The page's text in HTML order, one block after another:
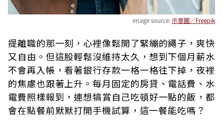
image source: 示意圖／Freepik
提離職的那一刻，心裡像鬆開了緊繃的繩子，爽快
又自由。但這股輕鬆沒維持太久，想到下個月薪水
不會再入帳，看著銀行存款一格一格往下掉，夜裡
的焦慮也跟著上升。每月固定的房貸、電話費、水
電費照樣報到，連想犒賞自己吃頓好一點的飯，都
會在點餐前默默打開手機試算，這一餐能吃嗎？